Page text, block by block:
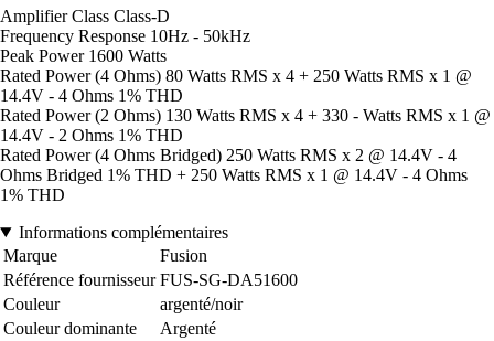
Amplifier Class Class-D
Frequency Response 10Hz - 50kHz
Peak Power 1600 Watts
Rated Power (4 Ohms) 80 Watts RMS x 4 + 250 Watts RMS x 1 @
14.4V - 4 Ohms 1% THD
Rated Power (2 Ohms) 130 Watts RMS x 4 + 330 - Watts RMS x 1 @
14.4V - 2 Ohms 1% THD
Rated Power (4 Ohms Bridged) 250 Watts RMS x 2 @ 14.4V - 4
Ohms Bridged 1% THD + 250 Watts RMS x 1 @ 14.4V - 4 Ohms
1% THD
Informations complémentaires
Marque
Fusion
Référence fournisseur FUS-SG-DA51600
Couleur
argenté/noir
Couleur dominante
Argenté